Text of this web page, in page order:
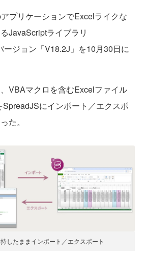
プリケーションでExcelライクな
JavaScriptライブラリ
ージョン「V18.2J」を10月30日に
VBAマクロを含むExcelファイル
SpreadJSにインポート／エクスポ
た。
したままインポート／エクスポート